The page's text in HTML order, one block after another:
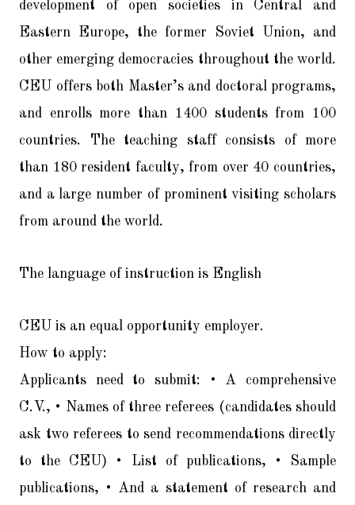
development of open societies in Central and
Eastern Europe, the former Soviet Union, and
other emerging democracies throughout the world.
CEU offers both Master’s and doctoral programs,
and enrolls more than 1400 students from 100
countries. The teaching staff consists of more
than 180 resident faculty, from over 40 countries,
and a large number of prominent visiting scholars
from around the world.
The language of instruction is English
CEU is an equal opportunity employer.
How to apply:
Applicants need to submit: • A comprehensive
C.V., • Names of three referees (candidates should
ask two referees to send recommendations directly
to the CEU) • List of publications, • Sample
publications, • And a statement of research and